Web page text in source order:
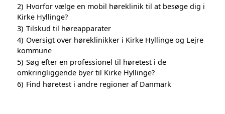
2) Hvorfor vælge en mobil høreklinik til at besøge dig i
Kirke Hyllinge?
3) Tilskud til høreapparater
4) Oversigt over høreklinikker i Kirke Hyllinge og Lejre
kommune
5) Søg efter en professionel til høretest i de
omkringliggende byer til Kirke Hyllinge?
6) Find høretest i andre regioner af Danmark